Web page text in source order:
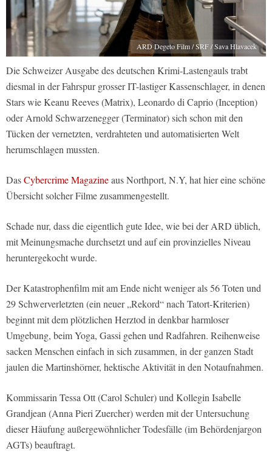
ARD Degeto Film / SRF / Sava Hlavacek
Die Schweizer Ausgabe des deutschen Krimi-Lastengauls trabt
diesmal in der Fahrspur grosser IT-lastiger Kassenschlager, in denen
Stars wie Keanu Reeves (Matrix), Leonardo di Caprio (Inception)
oder Arnold Schwarzenegger (Terminator) sich schon mit den
Tücken der vernetzten, verdrahteten und automatisierten Welt
herumschlagen mussten.
DasCybercrime Magazineaus Northport, N.Y, hat hier eine schöne
Übersicht solcher Filme zusammengestellt.
Schade nur, dass die eigentlich gute Idee, wie bei der ARD üblich,
mit Meinungsmache durchsetzt und auf ein provinzielles Niveau
heruntergekocht wurde.
Der Katastrophenfilm mit am Ende nicht weniger als 56 Toten und
29 Schwerverletzten (ein neuer „Rekord“ nach Tatort-Kriterien)
beginnt mit dem plötzlichen Herztod in denkbar harmloser
Umgebung, beim Yoga, Gassi gehen und Radfahren. Reihenweise
sacken Menschen einfach in sich zusammen, in der ganzen Stadt
jaulen die Martinshörner, hektische Aktivität in den Notaufnahmen.
Kommissarin Tessa Ott (Carol Schuler) und Kollegin Isabelle
Grandjean (Anna Pieri Zuercher) werden mit der Untersuchung
dieser Häufung außergewöhnlicher Todesfälle (im Behördenjargon
AGTs) beauftragt.